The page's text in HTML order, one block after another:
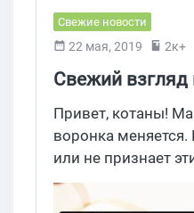
Свежие новости
22 мая, 2019 2к+
Свежий взгляд
маркетинговую
конверсию
Привет, котаны!
воронка меняется.
или не признает
сможет
надлежащем